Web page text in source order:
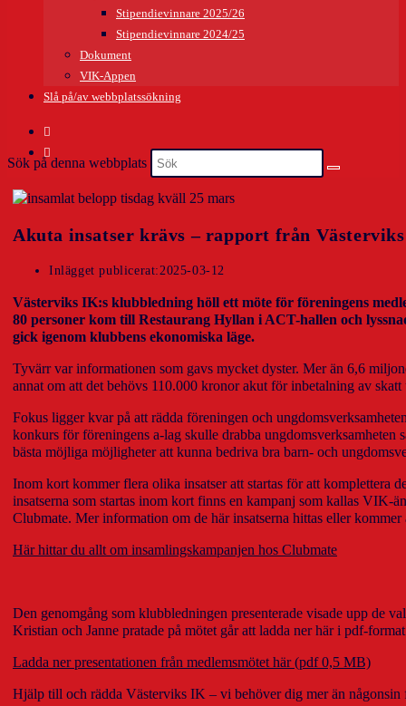
Stipendievinnare 2025/26
Stipendievinnare 2024/25
Dokument
VIK-Appen
Slå på/av webbplatssökning
Sök på denna webbplats
Akuta insatser krävs – rapport från
Inlägget publicerat:2025-03-12
Västerviks IK:s klubbledning höll ett möte för föreningens
80 personer kom till Restaurang Hyllan i ACT-hallen och
gick igenom klubbens ekonomiska läge.
Tyvärr var informationen som gavs mycket dyster. Mer än 6,6
annat om att det behövs 110.000 kronor akut för inbetalning av
Fokus ligger kvar på att rädda föreningen och
konkurs för föreningens a-lag skulle drabba
bästa möjliga möjligheter att kunna bedriva bra barn- och
Inom kort kommer flera olika insatser att startas för att komplettera
insatserna som startas inom kort finns en kampanj som kallas VIK-
Clubmate. Mer information om de här insatserna hittas eller
Här hittar du allt om insamlingskampanjen hos Clubmate
Den genomgång som klubbledningen presenterade visade upp de
Kristian och Janne pratade på mötet går att ladda ner här i pdf-
Ladda ner presentationen från medlemsmötet här (pdf 0,5 MB)
Hjälp till och rädda Västerviks IK – vi behöver dig mer än någonsin